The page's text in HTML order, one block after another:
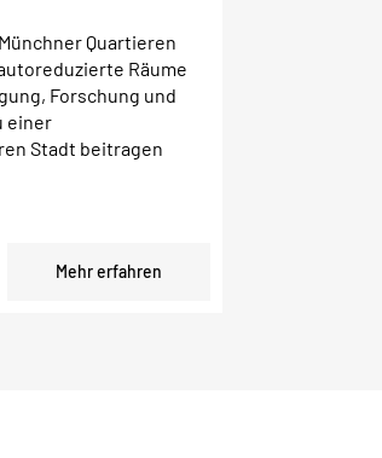
Quartieren
Räume
Forschung und
einer
Stadt beitragen
Mehr erfahren